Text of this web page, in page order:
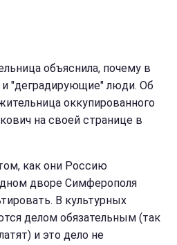
объяснила, почему в
и "деградирующие" люди. Об
оккупированного
на своей странице в
как они Россию
дворе Симферополя
В культурных
делом обязательным (так
и это дело не